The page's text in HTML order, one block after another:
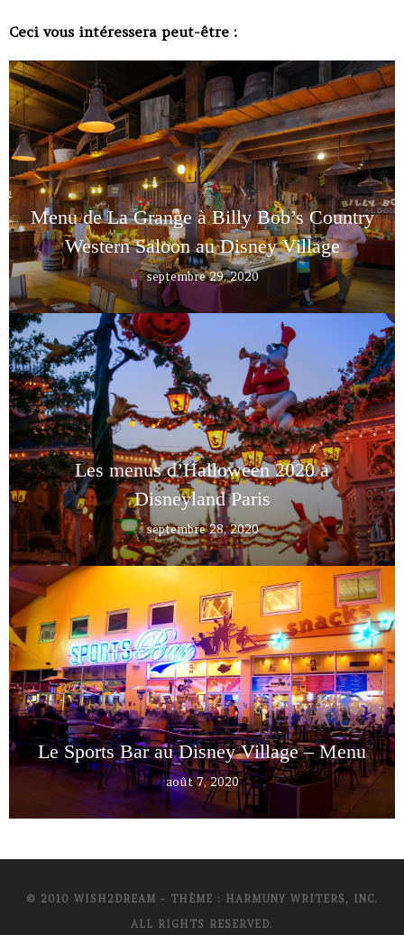
Ceci vous intéressera peut-être :
Menu de La Grange à Billy Bob’s Country
Western Saloon au Disney Village
septembre 29, 2020
Les menus d’Halloween 2020 à
Disneyland Paris
septembre 28, 2020
Le Sports Bar au Disney Village – Menu
août 7, 2020
© 2010 WISH2DREAM - THÈME : HARMUNY WRITERS, INC.
ALL RIGHTS RESERVED.